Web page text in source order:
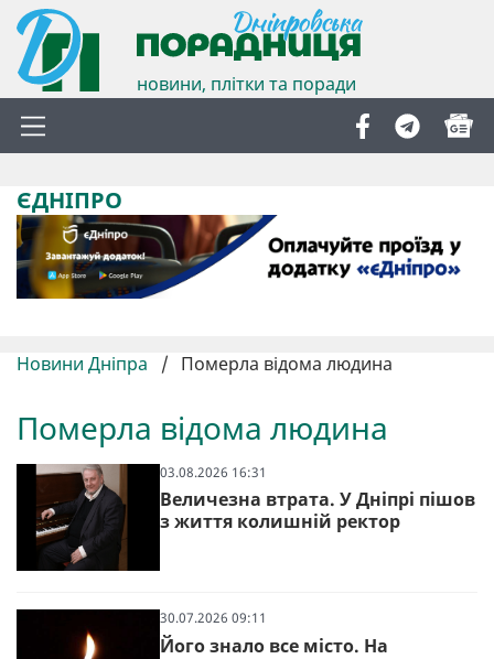
новини, плітки та поради
ЄДНІПРО
Новини Дніпра / Померла відома людина
Померла відома людина
03.08.2026 16:31
Величезна втрата. У Дніпрі пішов
з життя колишній ректор
30.07.2026 09:11
Його знало все місто. На